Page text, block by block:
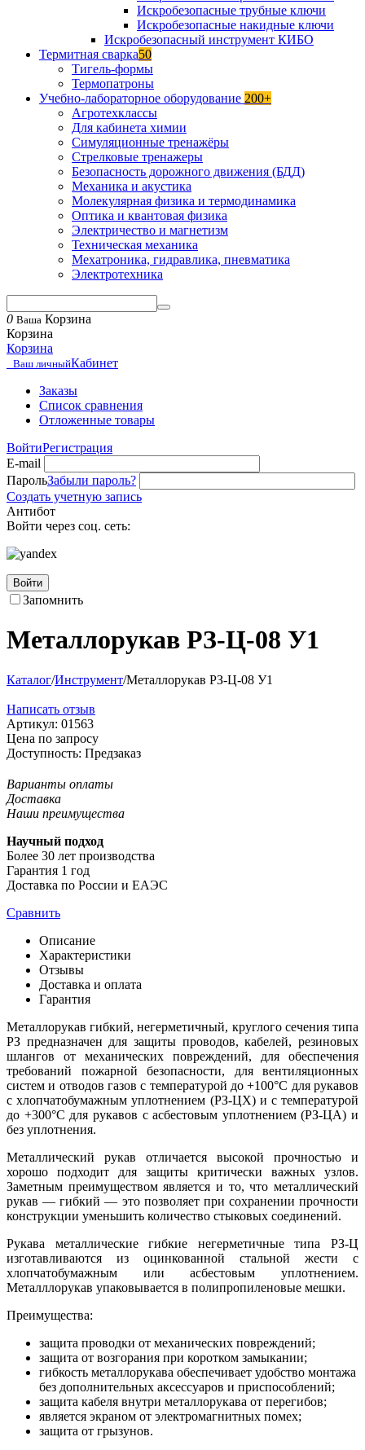
Искробезопасные трубные ключи
Искробезопасные накидные ключи
Искробезопасный инструмент КИБО
Термитная сварка50
Тигель-формы
Термопатроны
Учебно-лабораторное оборудование 200+
Агротехклассы
Для кабинета химии
Симуляционные тренажёры
Стрелковые тренажеры
Безопасность дорожного движения (БДД)
Механика и акустика
Молекулярная физика и термодинамика
Оптика и квантовая физика
Электричество и магнетизм
Техническая механика
Мехатроника, гидравлика, пневматика
Электротехника
0 Ваша Корзина
Корзина
Корзина
Ваш личныйКабинет
Заказы
Список сравнения
Отложенные товары
ВойтиРегистрация
E-mail
ПарольЗабыли пароль?
Создать учетную запись
Антибот
Войти через соц. сеть:
Войти
Запомнить
Металлорукав РЗ-Ц-08 У1
Каталог/Инструмент/Металлорукав РЗ-Ц-08 У1
Написать отзыв
Артикул: 01563
Цена по запросу
Доступность: Предзаказ
Варианты оплаты
Доставка
Наши преимущества
Научный подход
Более 30 лет производства
Гарантия 1 год
Доставка по России и ЕАЭС
Сравнить
Описание
Характеристики
Отзывы
Доставка и оплата
Гарантия
Металлорукав гибкий, негерметичный, круглого сечения типа
РЗ предназначен для защиты проводов, кабелей, резиновых
шлангов от механических повреждений, для обеспечения
требований пожарной безопасности, для вентиляционных
систем и отводов газов с температурой до +100°C для рукавов
с хлопчатобумажным уплотнением (РЗ-ЦХ) и с температурой
до +300°C для рукавов с асбестовым уплотнением (РЗ-ЦА) и
без уплотнения.
Металлический рукав отличается высокой прочностью и
хорошо подходит для защиты критически важных узлов.
Заметным преимуществом является и то, что металлический
рукав — гибкий — это позволяет при сохранении прочности
конструкции уменьшить количество стыковых соединений.
Рукава металлические гибкие негерметичные типа РЗ-Ц
изготавливаются из оцинкованной стальной жести с
хлопчатобумажным или асбестовым уплотнением.
Металллорукав упаковывается в полипропиленовые мешки.
Преимущества:
защита проводки от механических повреждений;
защита от возгорания при коротком замыкании;
гибкость металлорукава обеспечивает удобство монтажа
без дополнительных аксессуаров и приспособлений;
защита кабеля внутри металлорукава от перегибов;
является экраном от электромагнитных помех;
защита от грызунов.